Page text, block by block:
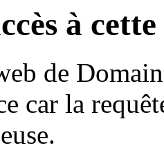
à
de
car la